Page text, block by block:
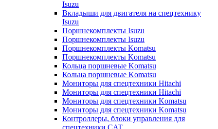
Isuzu
Вкладыши для двигателя на спецтехнику
Isuzu
Поршнекомплекты Isuzu
Поршнекомплекты Isuzu
Поршнекомплекты Komatsu
Поршнекомплекты Komatsu
Кольца поршневые Komatsu
Кольца поршневые Komatsu
Мониторы для спецтехники Hitachi
Мониторы для спецтехники Hitachi
Мониторы для спецтехники Komatsu
Мониторы для спецтехники Komatsu
Контроллеры, блоки управления для
спецтехники CAT